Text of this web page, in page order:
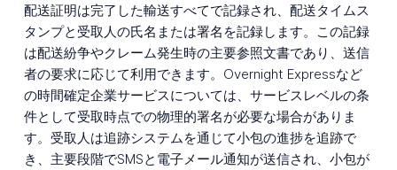
配送証明は完了した輸送すべてで記録され、配送タイムス
タンプと受取人の氏名または署名を記録します。この記録
は配送紛争やクレーム発生時の主要参照文書であり、送信
者の要求に応じて利用できます。Overnight Expressなど
の時間確定企業サービスについては、サービスレベルの条
件として受取時点での物理的署名が必要な場合がありま
す。受取人は追跡システムを通じて小包の進捗を追跡で
き、主要段階でSMSと電子メール通知が送信され、小包が